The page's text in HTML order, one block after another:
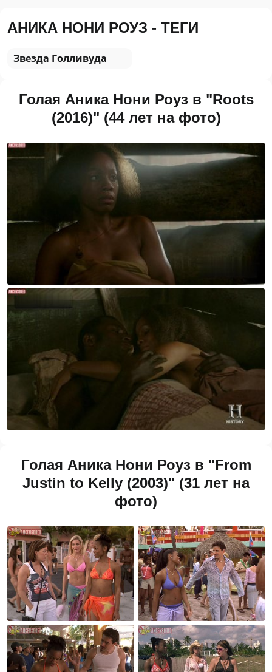
АНИКА НОНИ РОУЗ - ТЕГИ
Звезда Голливуда
Голая Аника Нони Роуз в "Roots
(2016)" (44 лет на фото)
Голая Аника Нони Роуз в "From
Justin to Kelly (2003)" (31 лет на
фото)